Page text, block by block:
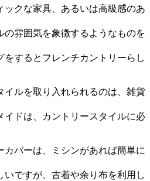
ックな家具、あるいは高級感のあ
の雰囲気を象徴するようなものを
をするとフレンチカントリーらし
イルを取り入れられるのは、雑貨
イドは、カントリースタイルに必
カバーは、ミシンがあれば簡単に
ですが、古着や余り布を利用し